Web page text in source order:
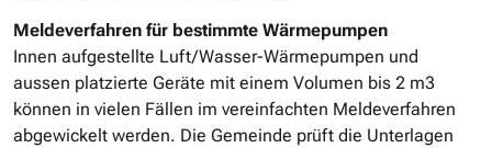
Meldeverfahren für bestimmte Wärmepumpen
Innen aufgestellte Luft/Wasser-Wärmepumpen und
aussen platzierte Geräte mit einem Volumen bis 2 m3
können in vielen Fällen im vereinfachten Meldeverfahren
abgewickelt werden. Die Gemeinde prüft die Unterlagen